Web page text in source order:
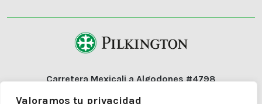
Valoramos tu privacidad
Carretera Mexicali a Algodones #4798